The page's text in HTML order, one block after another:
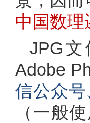
中国数理
JPG
Adobe
信公众
（一般